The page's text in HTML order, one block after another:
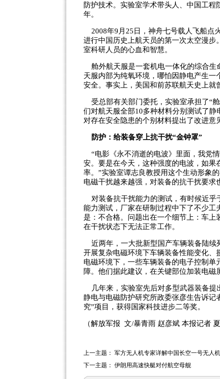
防护技术。实验室学术带头人、中国工
年。
2008年9月25日，神舟七号载人飞船点
进行中国历史上航天员的第一次太空漫
室科研人员的心血和智慧。
舱外航天服是一套机电一体化的综合生
天服内部为纯氧环境，哪怕因静电产生
安全。事实上，美国和前苏联航天史上就
受总部有关部门委托，实验室承担了“
们对航天服全部10多种材料分别测试了
对存在安全隐患的个别材料提出了改进
防护：给装备穿上抗干扰“金钟罩”
“电影《永不消逝的电波》里面，我党
安。要是在今天，这种强度的电波，如
率。”实验室谭志良教授用这个生动形象
电磁干扰越来越强，对装备的抗干扰要求
对装备抗干扰能力的测试，有时候近乎
能力测试，厂家在研制过程中下了不少
是：不合格。问题出在一个细节上：车
在干扰状态下无法正常工作。
近两年，一大批新型国产车辆装备陆续
开展复杂电磁环境下车辆装备性能变化
电磁环境下，一些车辆装备的电子控制
障。他们据此建议，在关键部位加装电
几年来，实验室先后对多型武器装备提
静电与电磁防护研究所政委张彦生告诉
究”项目，获得国家科技进步二等奖。
（解放军报 文/暴青雨 赵彦斌 本报记者
上一主题： 军方无人机专家详解中国长空一号无人机
下一主题： 伊朗用高速快艇对付航空母舰